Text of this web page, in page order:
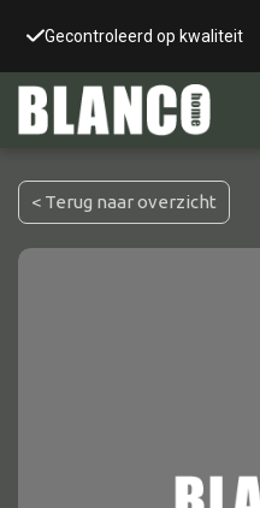
Gecontroleerd op kwaliteit
< Terug naar overzicht